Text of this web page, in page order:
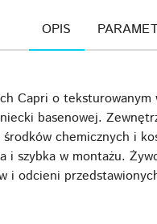
OPIS
Capri o
basenowej.
chemicznych i
i szybka w montażu.
i odcieni